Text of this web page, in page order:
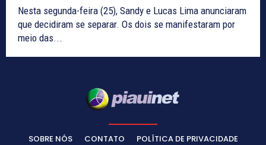
Nesta segunda-feira (25), Sandy e Lucas Lima anunciaram
que decidiram se separar. Os dois se manifestaram por
meio das...
SOBRE NÓS CONTATO POLÍTICA DE PRIVACIDADE